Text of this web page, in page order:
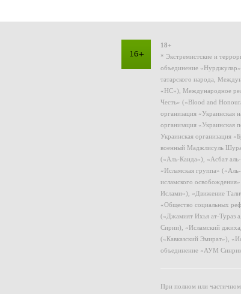
18+
* Экстремистские и
объединение
татарского народа,
«НС»), Международное
Честь» («Blood and
организация
организация «Украинская
Украинская организация
военный Маджлисуль Шура
(«Аль-Каида»), «Асбат
«Исламская группа»
исламского
Ислами»), «Движение
«Общество социальных
(«Джамият Ихья ат-Тураз
Сирии), «Исламский
(«Кавказский Эмират»),
объединение «АУМ
При полном или частичном